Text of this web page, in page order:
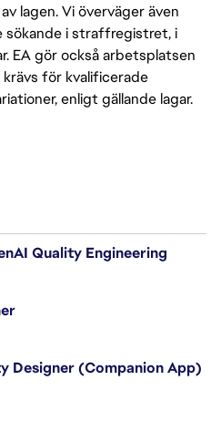
lagen. Vi överväger även
sökande i straffregistret, i
EA gör också arbetsplatsen
för kvalificerade
enligt gällande lagar.
Quality Engineering
Designer (Companion App)